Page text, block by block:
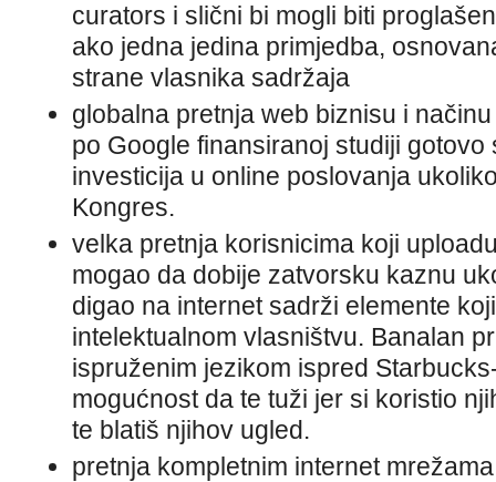
curators i slični bi mogli biti
ako jedna jedina primjedba,
strane vlasnika sadržaja
globalna pretnja web biznisu i
po Google finansiranoj studiji
investicija u online poslovanja
Kongres.
velka pretnja korisnicima koji
mogao da dobije zatvorsku kaznu
digao na internet sadrži elemente
intelektualnom vlasništvu. Banalan
ispruženim jezikom ispred
mogućnost da te tuži jer si koristio
te blatiš njihov ugled.
pretnja kompletnim internet